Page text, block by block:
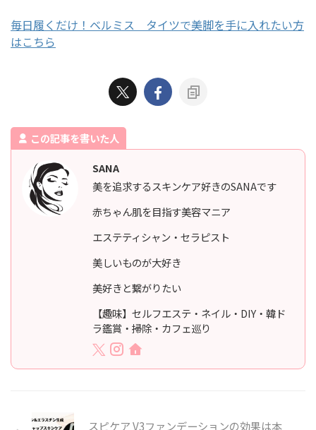
毎日履くだけ！ベルミス タイツで美脚を手に入れたい方
はこちら
この記事を書いた人
SANA
美を追求するスキンケア好きのSANAです
赤ちゃん肌を目指す美容マニア
エステティシャン・セラピスト
美しいものが大好き
美好きと繋がりたい
【趣味】セルフエステ・ネイル・DIY・韓ド
ラ鑑賞・掃除・カフェ巡り
スピケア V3ファンデーションの効果は本